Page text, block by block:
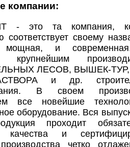
компании:
- это та компания,
соответствует своему
мощная, и
крупнейшим
ЛЕСОВ, ВЫШЕК-
и др.
В своем
все новейшие
оборудование. Вся
проходит
качества и
четко